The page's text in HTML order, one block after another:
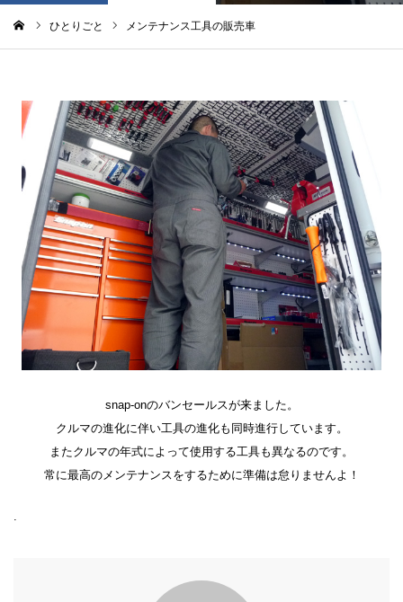
ひとりごと メンテナンス工具の販売車
snap-onのバンセールスが来ました。
クルマの進化に伴い工具の進化も同時進行しています。
またクルマの年式によって使用する工具も異なるのです。
常に最高のメンテナンスをするために準備は怠りませんよ！
.